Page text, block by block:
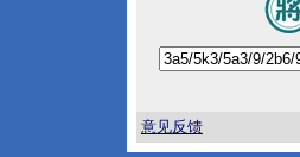
意见反馈